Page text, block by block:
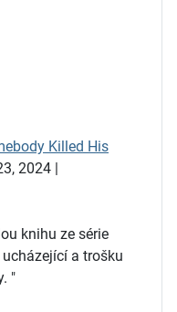
Killed His
2024 |
knihu ze série
a trošku
"